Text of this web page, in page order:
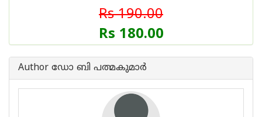
Rs 190.00
Rs 180.00
Author ഡോ ബി പത്മകുമാര്‍